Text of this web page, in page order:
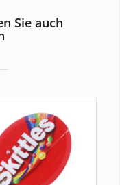
Sie auch